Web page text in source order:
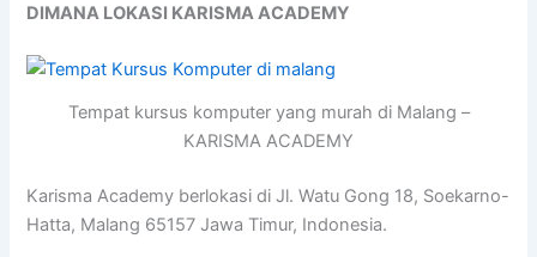
DIMANA LOKASI KARISMA ACADEMY
Tempat kursus komputer yang murah di Malang –
KARISMA ACADEMY
Karisma Academy berlokasi di Jl. Watu Gong 18, Soekarno-
Hatta, Malang 65157 Jawa Timur, Indonesia.